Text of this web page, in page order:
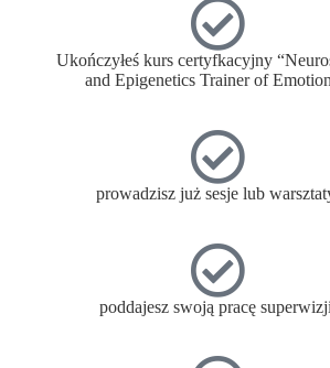
Ukończyłeś kurs certyfkacyjny
and Epigenetics Trainer of
prowadzisz już sesje lub
poddajesz swoją pracę